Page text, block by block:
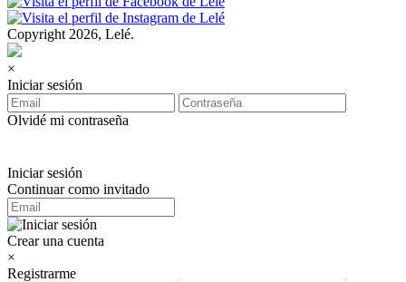
Copyright 2026, Lelé.
×
Iniciar sesión
Olvidé mi contraseña
Iniciar sesión
Continuar como invitado
Crear una cuenta
×
Registrarme